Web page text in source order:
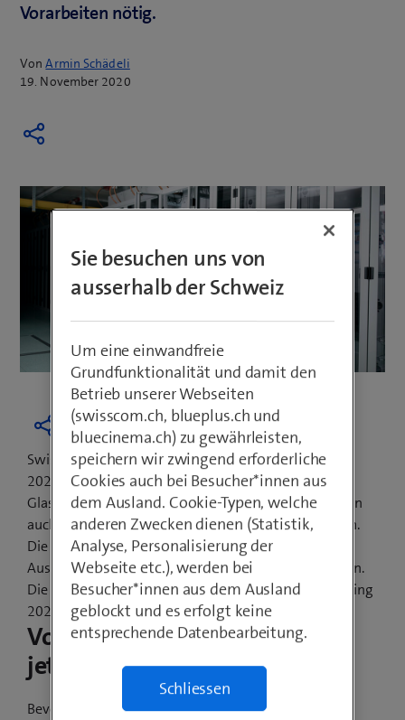
Vorarbeiten nötig.
VonArmin Schädeli
19. November 2020
Swisscom hat das Versprechen abgegeben, bis Ende
2021 jede Schweizer Gemeinde mit
Glasfasertechnologien auszubauen. Davon profitieren
auch die Einwohnerinnen und Einwohner von Bünzen.
Die Gemeindevertretung und Swisscom haben den
Ausbau sowie den Baubeginn gemeinsam besprochen.
Die ersten sichtbaren Bauarbeiten beginnen im Frühling
2021.
Vorarbeiten beginnen bereits
jetzt
Bevor ab Frühling 2021 die Glasfaserkabel verlegt
Sie besuchen uns von
ausserhalb der Schweiz
Um eine einwandfreie
Grundfunktionalität und damit den
Betrieb unserer Webseiten
(swisscom.ch, blueplus.ch und
bluecinema.ch) zu gewährleisten,
speichern wir zwingend erforderliche
Cookies auch bei Besucher*innen aus
dem Ausland. Cookie-Typen, welche
anderen Zwecken dienen (Statistik,
Analyse, Personalisierung der
Webseite etc.), werden bei
Besucher*innen aus dem Ausland
geblockt und es erfolgt keine
entsprechende Datenbearbeitung.
Schliessen